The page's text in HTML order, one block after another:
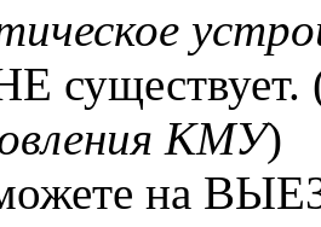
существует.
КМУ)
на